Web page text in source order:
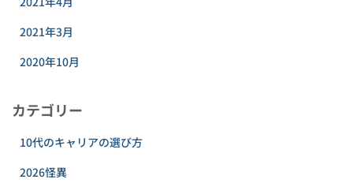
2021年3月
2020年10月
カテゴリー
10代のキャリアの選び方
2026怪異